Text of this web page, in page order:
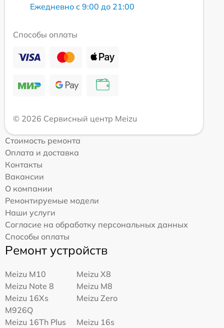
Ежедневно с 9:00 до 21:00
Способы оплаты
© 2026 Сервисный центр Meizu
Стоимость ремонта
Оплата и доставка
Контакты
Вакансии
О компании
Ремонтируемые модели
Наши услуги
Согласие на обработку персональных данных
Способы оплаты
Ремонт устройств
Meizu M10
Meizu X8
Meizu Note 8
Meizu M8
Meizu 16Xs
M926Q
Meizu Zero
Meizu 16Th Plus
Meizu 16s